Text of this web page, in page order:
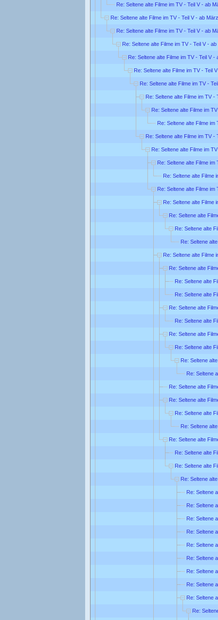
Re: Seltene alte Filme im TV - Teil V - ab
Re: Seltene alte Filme im TV - Teil V - ab
Re: Seltene alte Filme im TV - Teil V - ab
Re: Seltene alte Filme im TV - Teil V -
Re: Seltene alte Filme im TV - Teil V -
Re: Seltene alte Filme im TV - Teil
Re: Seltene alte Filme im TV -
Re: Seltene alte Filme im TV -
Re: Seltene alte Filme im
Re: Seltene alte Filme im
Re: Seltene alte Filme im TV -
Re: Seltene alte Filme im
Re: Seltene alte Filme im
Re: Seltene alte Filme
Re: Seltene alte Filme im
Re: Seltene alte Filme
Re: Seltene alte
Re: Seltene alte
Re: Seltene
Re: Seltene alte Filme
Re: Seltene alte
Re: Seltene alte
Re: Seltene alte
Re: Seltene alte
Re: Seltene alte
Re: Seltene alte
Re: Seltene alte
Re: Seltene
Re: Seltene
Re: Seltene alte
Re: Seltene alte
Re: Seltene alte
Re: Seltene
Re: Seltene alte
Re: Seltene alte
Re: Seltene alte
Re: Seltene
Re: Seltene
Re: Seltene
Re: Seltene
Re: Seltene
Re: Seltene
Re: Seltene
Re: Seltene
Re: Seltene
Re: Seltene
Re: